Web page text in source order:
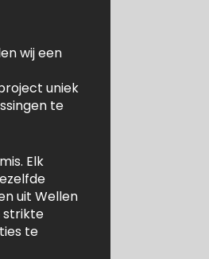
wij een
uniek
te
Elk
uit Wellen
strikte
te